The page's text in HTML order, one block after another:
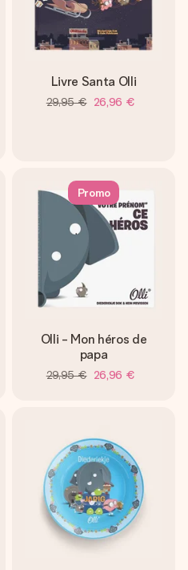
en quelques étapes – avec
un message qui touche le cœur.
l’amour pour le moment idéal.
Livre Santa Olli
29,95 € 26,96 €
Promo
Olli - Mon héros de
papa
29,95 € 26,96 €